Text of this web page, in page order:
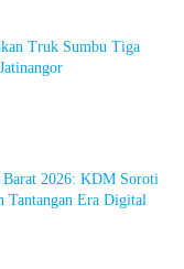
Truk Sumbu Tiga
2026: KDM Soroti
Tantangan Era Digital